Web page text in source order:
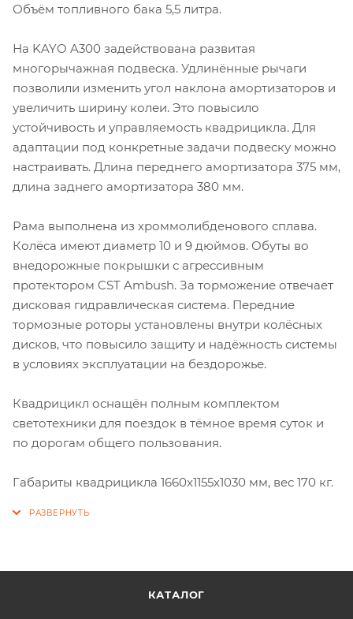
Объём топливного бака 5,5 литра.
На KAYO A300 задействована развитая
многорычажная подвеска. Удлинённые рычаги
позволили изменить угол наклона амортизаторов и
увеличить ширину колеи. Это повысило
устойчивость и управляемость квадрицикла. Для
адаптации под конкретные задачи подвеску можно
настраивать. Длина переднего амортизатора 375 мм,
длина заднего амортизатора 380 мм.
Рама выполнена из хроммолибденового сплава.
Колёса имеют диаметр 10 и 9 дюймов. Обуты во
внедорожные покрышки с агрессивным
протектором CST Ambush. За торможение отвечает
дисковая гидравлическая система. Передние
тормозные роторы установлены внутри колёсных
дисков, что повысило защиту и надёжность системы
в условиях эксплуатации на бездорожье.
Квадрицикл оснащён полным комплектом
светотехники для поездок в тёмное время суток и
по дорогам общего пользования.
Габариты квадрицикла 1660х1155х1030 мм, вес 170 кг.
КАТАЛОГ